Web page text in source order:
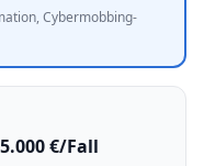
Cybermobbing-
€/Fall